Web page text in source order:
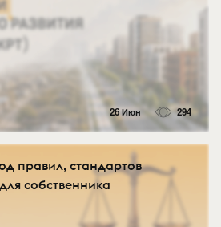
26 Июн 294
правил, стандартов
собственника